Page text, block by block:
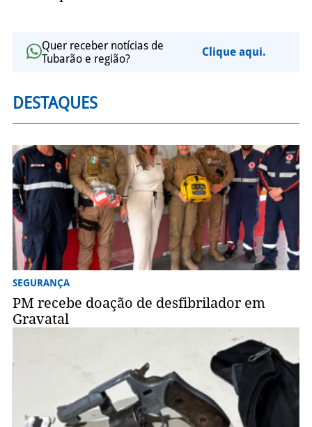
Quer receber notícias de
Tubarão e região?
Clique aqui.
DESTAQUES
SEGURANÇA
PM recebe doação de desfibrilador em
Gravatal